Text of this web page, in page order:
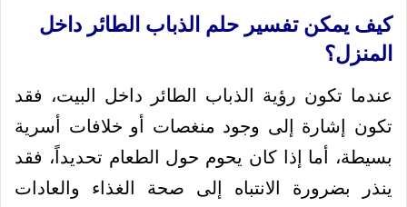
كيف يمكن تفسير حلم الذباب الطائر داخل
المنزل؟
عندما تكون رؤية الذباب الطائر داخل البيت، فقد
تكون إشارة إلى وجود منغصات أو خلافات أسرية
بسيطة، أما إذا كان يحوم حول الطعام تحديداً، فقد
ينذر بضرورة الانتباه إلى صحة الغذاء والعادات